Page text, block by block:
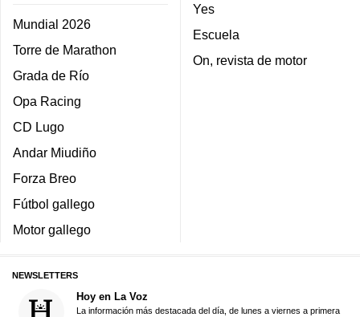
Mundial 2026
Torre de Marathon
Grada de Río
Opa Racing
CD Lugo
Andar Miudiño
Forza Breo
Fútbol gallego
Motor gallego
Yes
Escuela
On, revista de motor
NEWSLETTERS
Hoy en La Voz
La información más destacada del día, de lunes a viernes a primera